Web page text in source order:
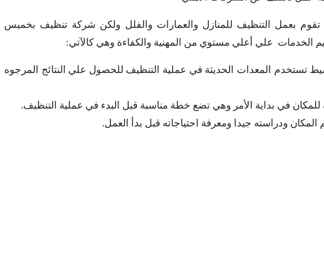
تقوم بعمل التنظيف للمنازل والعمارات والفلل ولكن شركة تنظيف بخميس
الخدمات علي أعلي مستوي من المهنية والكفاءة وهي كالآتي:
المعدات الحديثة في عملية التنظيف للحصول علي النتائج المرجوه
في بداية الأمر وهي تضع خطة مناسبة قبل البدء في عملية التنظيف.
ودراسته جيدا ومعرفة احتياجاته قبل بدأ العمل.